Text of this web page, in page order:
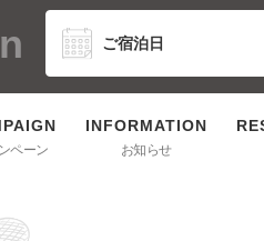
ペーン お知らせ